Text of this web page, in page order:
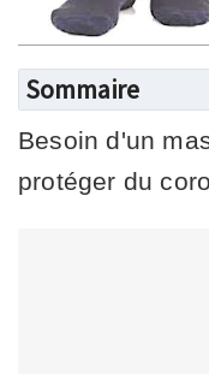
Sommaire
Besoin d'un
protéger du